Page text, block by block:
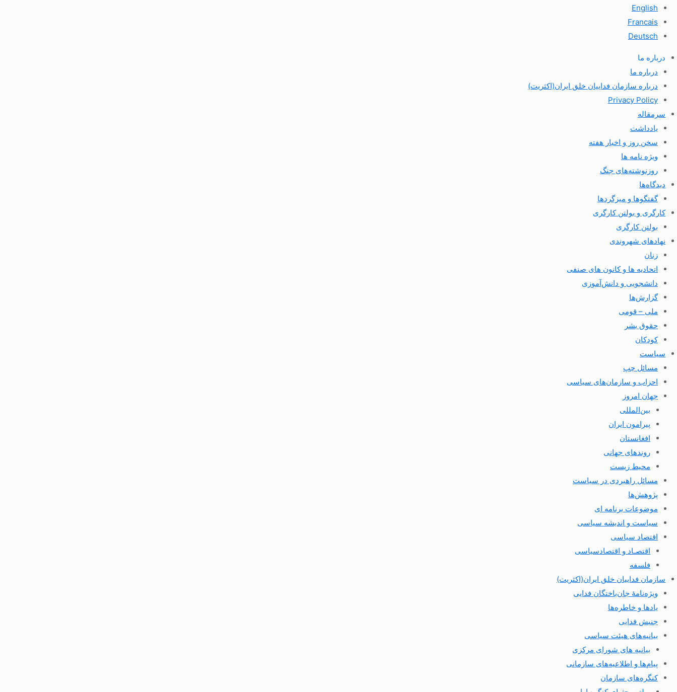
English
Francais
Deutsch
درباره ما
درباره ما
درباره سازمان فداییان خلق ایران(اکثریت)
Privacy Policy
سرمقاله
یادداشت
سخن روز و اخبار هفته
ویژه نامه ها
روزنوشته‌های جنگ
دیدگاه‌ها
گفتگوها و میزگردها
کارگری و بولتن کارگری
بولتن کارگری
نهادهای شهروندی
زنان
اتحادیه ها و کانون های صنفی
دانشجویی و دانش‌آموزی
گزارش‌ها
ملی – قومی
حقوق بشر
کودکان
سیاست
مسائل چپ
احزاب و سازمان‌های سیاسی
جهان امروز
بین‌المللی
پیرامون ایران
افغانستان
روندهای جهانی
محیط زیست
مسائل راهبردی در سیاست
پژوهش‌ها
موضوعات برنامه ای
سیاست و اندیشه سیاسی
اقتصاد سیاسی
اقتصـاد و اقتصاد‌سیاسی
فلسفه
سازمان فداییان خلق ایران(اکثریت)
ویژه‌نامهٔ جان‌باختگان فدایی
یادها و خاطره‌ها
جنبش فدایی
بیانیه‌های هیئت سیاسی
بیانیه های شورای مرکزی
پیام‌ها و اطلاعیه‌های سازمانی
کنگره‌های سازمان